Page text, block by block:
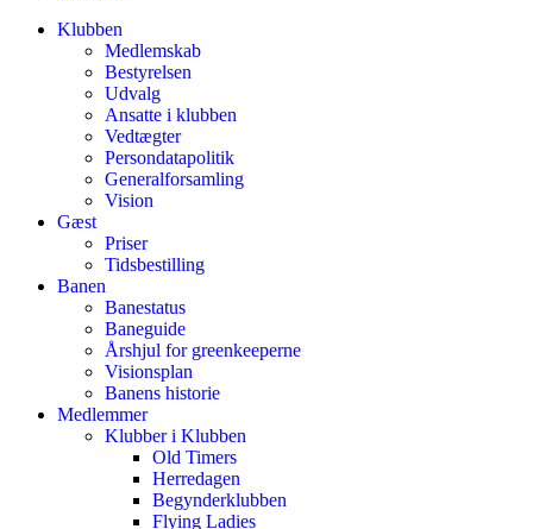
Klubben
Medlemskab
Bestyrelsen
Udvalg
Ansatte i klubben
Vedtægter
Persondatapolitik
Generalforsamling
Vision
Gæst
Priser
Tidsbestilling
Banen
Banestatus
Baneguide
Årshjul for greenkeeperne
Visionsplan
Banens historie
Medlemmer
Klubber i Klubben
Old Timers
Herredagen
Begynderklubben
Flying Ladies